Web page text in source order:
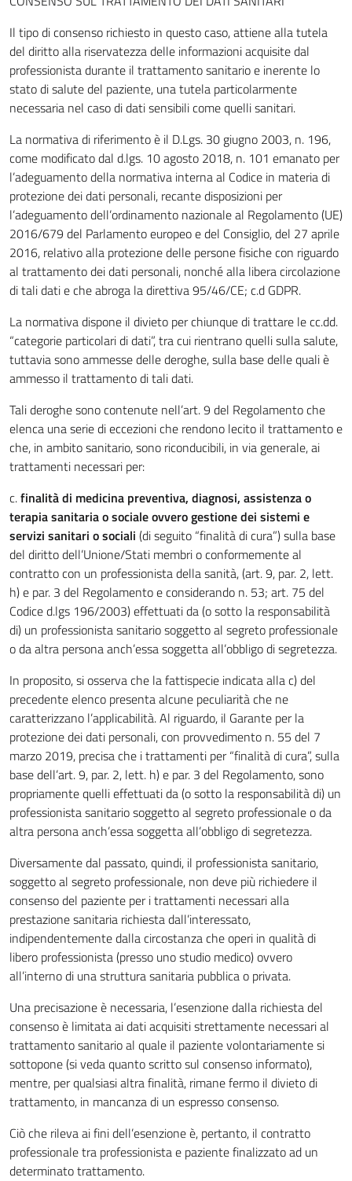
Il tipo di consenso richiesto in questo caso, attiene alla tutela
del diritto alla riservatezza delle informazioni acquisite dal
professionista durante il trattamento sanitario e inerente lo
stato di salute del paziente, una tutela particolarmente
necessaria nel caso di dati sensibili come quelli sanitari.
La normativa di riferimento è il D.Lgs. 30 giugno 2003, n. 196,
come modificato dal d.lgs. 10 agosto 2018, n. 101 emanato per
l’adeguamento della normativa interna al Codice in materia di
protezione dei dati personali, recante disposizioni per
l’adeguamento dell’ordinamento nazionale al Regolamento (UE)
2016/679 del Parlamento europeo e del Consiglio, del 27 aprile
2016, relativo alla protezione delle persone fisiche con riguardo
al trattamento dei dati personali, nonché alla libera circolazione
di tali dati e che abroga la direttiva 95/46/CE; c.d GDPR.
La normativa dispone il divieto per chiunque di trattare le cc.dd.
“categorie particolari di dati”, tra cui rientrano quelli sulla salute,
tuttavia sono ammesse delle deroghe, sulla base delle quali è
ammesso il trattamento di tali dati.
Tali deroghe sono contenute nell’art. 9 del Regolamento che
elenca una serie di eccezioni che rendono lecito il trattamento e
che, in ambito sanitario, sono riconducibili, in via generale, ai
trattamenti necessari per:
c.finalità di medicina preventiva, diagnosi, assistenza o
terapia sanitaria o sociale ovvero gestione dei sistemi e
servizi sanitari o sociali (di seguito “finalità di cura”) sulla base
del diritto dell’Unione/Stati membri o conformemente al
contratto con un professionista della sanità, (art. 9, par. 2, lett.
h) e par. 3 del Regolamento e considerando n. 53; art. 75 del
Codice d.lgs 196/2003) effettuati da (o sotto la responsabilità
di) un professionista sanitario soggetto al segreto professionale
o da altra persona anch’essa soggetta all’obbligo di segretezza.
In proposito, si osserva che la fattispecie indicata alla c) del
precedente elenco presenta alcune peculiarità che ne
caratterizzano l’applicabilità. Al riguardo, il Garante per la
protezione dei dati personali, con provvedimento n. 55 del 7
marzo 2019, precisa che i trattamenti per “finalità di cura”, sulla
base dell’art. 9, par. 2, lett. h) e par. 3 del Regolamento, sono
propriamente quelli effettuati da (o sotto la responsabilità di) un
professionista sanitario soggetto al segreto professionale o da
altra persona anch’essa soggetta all’obbligo di segretezza.
Diversamente dal passato, quindi, il professionista sanitario,
soggetto al segreto professionale, non deve più richiedere il
consenso del paziente per i trattamenti necessari alla
prestazione sanitaria richiesta dall’interessato,
indipendentemente dalla circostanza che operi in qualità di
libero professionista (presso uno studio medico) ovvero
all’interno di una struttura sanitaria pubblica o privata.
Una precisazione è necessaria, l’esenzione dalla richiesta del
consenso è limitata ai dati acquisiti strettamente necessari al
trattamento sanitario al quale il paziente volontariamente si
sottopone (si veda quanto scritto sul consenso informato),
mentre, per qualsiasi altra finalità, rimane fermo il divieto di
trattamento, in mancanza di un espresso consenso.
Ciò che rileva ai fini dell’esenzione è, pertanto, il contratto
professionale tra professionista e paziente finalizzato ad un
determinato trattamento.